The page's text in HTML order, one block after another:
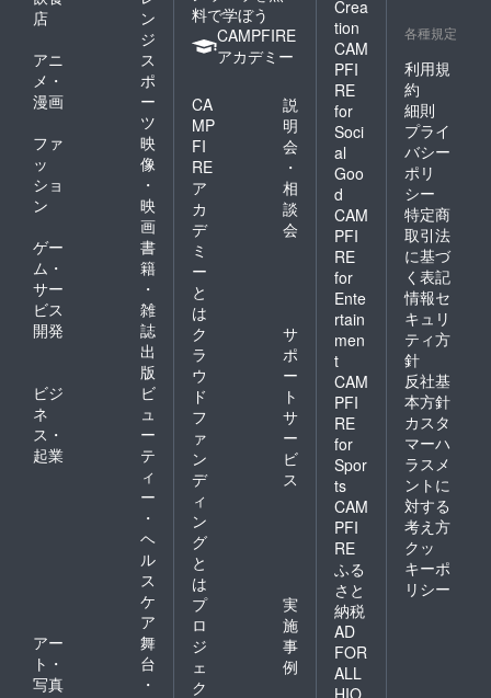
店
ン
ジ
アニ
メ・
漫画
ス
ポ
ー
ツ
ファ
ッ
ショ
ン
映
像
・
映
画
ゲー
ム・
サー
ビス
開発
書
籍
・
雑
誌
出
版
ビジ
ネ
ス・
起業
ビ
ュ
ー
テ
ィ
ー
・
ヘ
ル
ス
ケ
ア
アー
ト・
写真
舞
台
・
料で学ぼう
CAMPFIRE
アカデミー
CA
MP
FI
RE
ア
カ
デ
ミ
ー
と
は
説
明
会
・
相
談
会
ク
ラ
ウ
ド
フ
ァ
ン
デ
ィ
ン
グ
と
は
サ
ポ
ー
ト
サ
ー
ビ
ス
プ
ロ
ジ
ェ
ク
実
施
事
例
Crea
tion
CAM
PFI
RE
for
Soci
al
Goo
d
CAM
PFI
RE
for
Ente
rtain
men
t
CAM
PFI
RE
for
Spor
ts
CAM
PFI
RE
ふる
さと
納税
AD
FOR
ALL
各種規定
利用規
約
細則
プライ
バシー
ポリ
シー
特定商
取引法
に基づ
く表記
情報セ
キュリ
ティ方
針
反社基
本方針
カスタ
マーハ
ラスメ
ントに
対する
考え方
クッ
キーポ
リシー